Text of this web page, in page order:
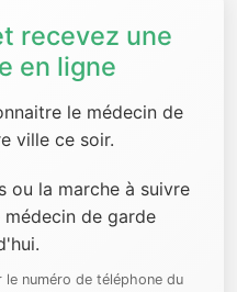
recevez une
en ligne
le médecin de
ville ce soir.
ou la marche à suivre
de garde
numéro de téléphone du